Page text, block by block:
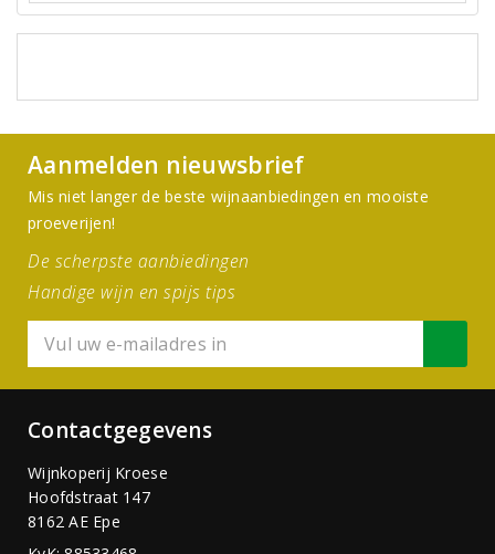
Aanmelden nieuwsbrief
Mis niet langer de beste wijnaanbiedingen en mooiste
proeverijen!
De scherpste aanbiedingen
Handige wijn en spijs tips
Contactgegevens
Wijnkoperij Kroese
Hoofdstraat 147
8162 AE Epe